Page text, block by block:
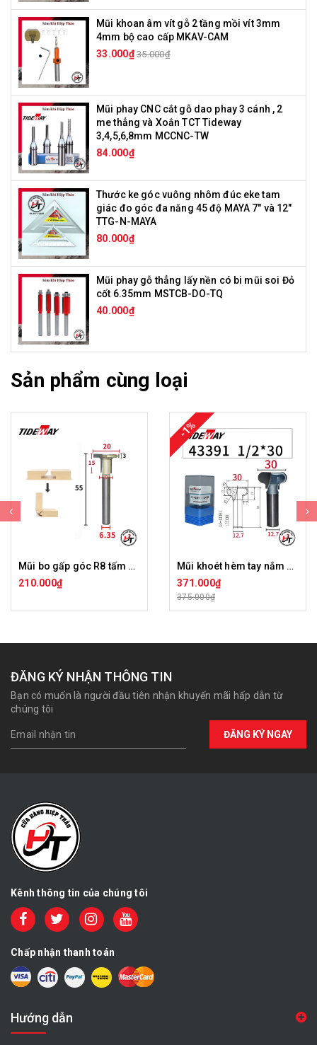
Mũi khoan âm vít gỗ 2 tầng mồi vít 3mm
4mm bộ cao cấp MKAV-CAM
33.000₫ 35.000₫
Mũi phay CNC cắt gỗ dao phay 3 cánh , 2
me thẳng và Xoắn TCT Tideway
3,4,5,6,8mm MCCNC-TW
84.000₫
Thước ke góc vuông nhôm đúc eke tam
giác đo góc đa năng 45 độ MAYA 7" và 12"
TTG-N-MAYA
80.000₫
Mũi phay gỗ thẳng lấy nền có bi mũi soi Đỏ
cốt 6.35mm MSTCB-DO-TQ
40.000₫
Sản phẩm cùng loại
Mũi bo gấp góc R8 tấm ốp than tre chữ T Tideway LC44199
210.000₫
-1%
Mũi khoét hèm tay nắm Tideway LC43391
371.000₫
375.000₫
ĐĂNG KÝ NHẬN THÔNG TIN
Bạn có muốn là người đầu tiên nhận khuyến mãi hấp dẫn từ
chúng tôi
ĐĂNG KÝ NGAY
Kênh thông tin của chúng tôi
Chấp nhận thanh toán
Hướng dẫn